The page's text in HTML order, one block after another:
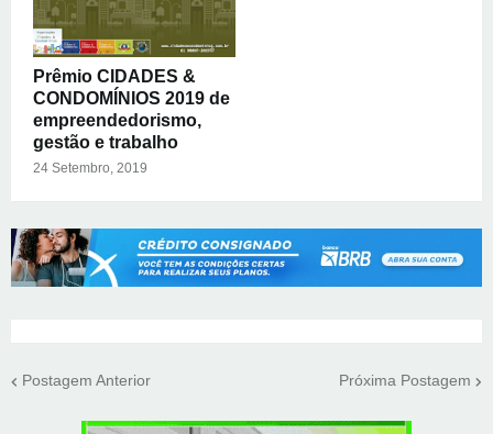
Prêmio CIDADES &
CONDOMÍNIOS 2019 de
empreendedorismo,
gestão e trabalho
24 Setembro, 2019
Postagem Anterior Próxima Postagem